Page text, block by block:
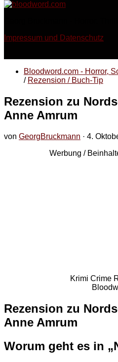
Impressum und Datenschutz
Bloodword.com - Horror,
/ Rezension / Buch-Tip
Rezension zu
Anne Amrum
von GeorgBruckmann · 4.
Werbung /
Krimi Crime
Rezension zu
Anne Amrum
Worum geht es in